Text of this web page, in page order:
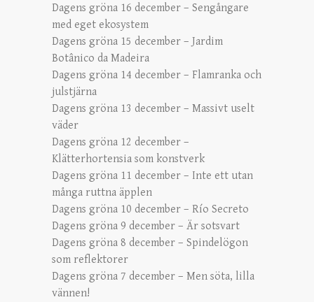
Dagens gröna 16 december – Sengångare
med eget ekosystem
Dagens gröna 15 december – Jardim
Botânico da Madeira
Dagens gröna 14 december – Flamranka och
julstjärna
Dagens gröna 13 december – Massivt uselt
väder
Dagens gröna 12 december –
Klätterhortensia som konstverk
Dagens gröna 11 december – Inte ett utan
många ruttna äpplen
Dagens gröna 10 december – Río Secreto
Dagens gröna 9 december – Är sotsvart
Dagens gröna 8 december – Spindelögon
som reflektorer
Dagens gröna 7 december – Men söta, lilla
vännen!